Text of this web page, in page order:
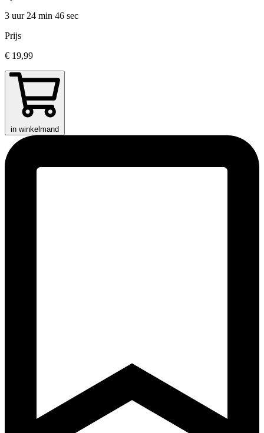
3 uur 24 min 46 sec
Prijs
€ 19,99
in winkelmand